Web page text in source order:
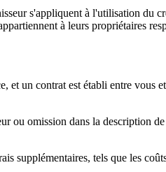
s'appliquent à l'utilisation du
à leurs propriétaires
et un contrat est établi entre vous
ou omission dans la description
supplémentaires, tels que les